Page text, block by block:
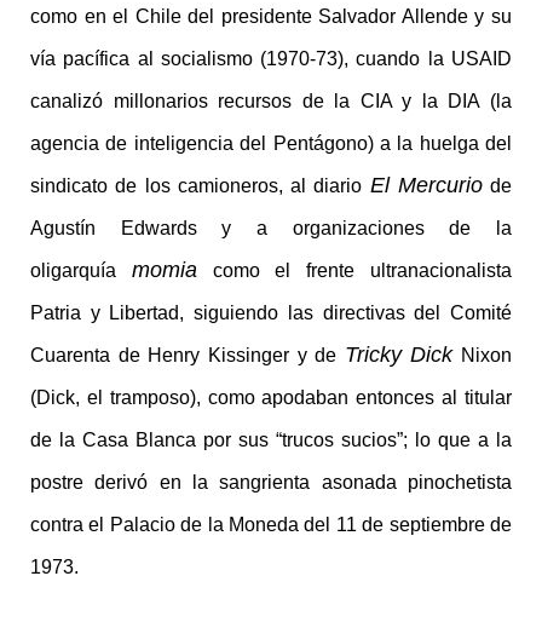
como en el Chile del presidente Salvador Allende y su
vía pacífica al socialismo (1970-73), cuando la USAID
canalizó millonarios recursos de la CIA y la DIA (la
agencia de inteligencia del Pentágono) a la huelga del
sindicato de los camioneros, al diario El Mercuriode
Agustín Edwards y a organizaciones de la
oligarquía momiacomo el frente ultranacionalista
Patria y Libertad, siguiendo las directivas del Comité
Cuarenta de Henry Kissinger y de Tricky DickNixon
(Dick, el tramposo), como apodaban entonces al titular
de la Casa Blanca por sus “trucos sucios”; lo que a la
postre derivó en la sangrienta asonada pinochetista
contra el Palacio de la Moneda del 11 de septiembre de
1973.